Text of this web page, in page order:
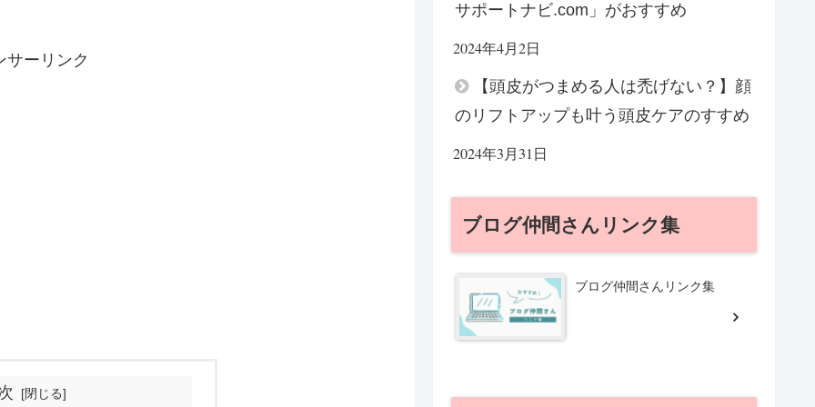
サーリンク
サポートナビ.com」がおすすめ
2024年4月2日
【頭皮がつまめる人は禿げない？】顔
のリフトアップも叶う頭皮ケアのすすめ
2024年3月31日
ブログ仲間さんリンク集
ブログ仲間さんリンク集